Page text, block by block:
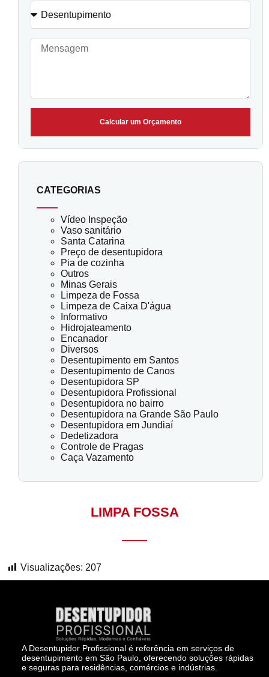
Calcular um Orçamento
CATEGORIAS
Vídeo Inspeção
Vaso sanitário
Santa Catarina
Preço de desentupidora
Pia de cozinha
Outros
Minas Gerais
Limpeza de Fossa
Limpeza de Caixa D'água
Informativo
Hidrojateamento
Encanador
Diversos
Desentupimento em Santos
Desentupimento de Canos
Desentupidora SP
Desentupidora Profissional
Desentupidora no bairro
Desentupidora na Grande São Paulo
Desentupidora em Jundiaí
Dedetizadora
Controle de Pragas
Caça Vazamento
LIMPA FOSSA
Visualizações: 207
A Desentupidor Profissional é referência em serviços de
desentupimento em São Paulo, oferecendo soluções rápidas
e seguras para residências, comércios e indústrias.